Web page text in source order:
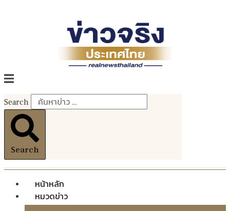
Search
Search
หน้าหลัก
หมวดข่าว